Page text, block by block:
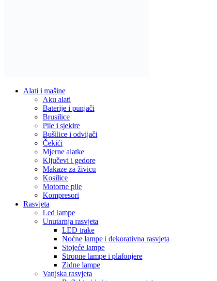
Alati i mašine
Aku alati
Baterije i punjači
Brusilice
Pile i sjekire
Bušilice i odvijači
Čekići
Mjerne alatke
Ključevi i gedore
Makaze za živicu
Kosilice
Motorne pile
Kompresori
Rasvjeta
Led lampe
Unutarnja rasvjeta
LED trake
Noćne lampe i dekorativna rasvjeta
Stojeće lampe
Stropne lampe i plafonjere
Zidne lampe
Vanjska rasvjeta